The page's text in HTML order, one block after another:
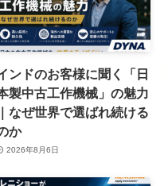
ンドのお客様に聞く「日
製中古工作機械」の魅力
｜なぜ世界で選ばれ続ける
か
2026年8月6日